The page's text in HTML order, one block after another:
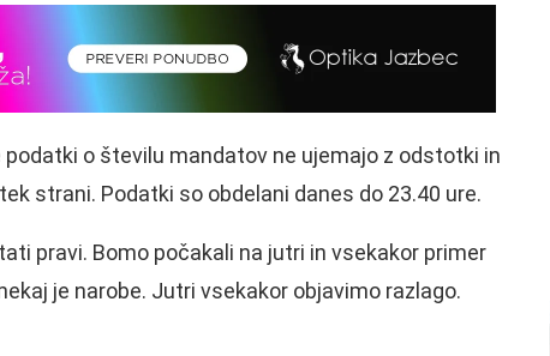
o številu mandatov ne ujemajo z odstotki in
strani. Podatki so obdelani danes do 23.40 ure.
pravi. Bomo počakali na jutri in vsekakor primer
je narobe. Jutri vsekakor objavimo razlago.